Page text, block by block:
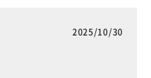
2025/10/30